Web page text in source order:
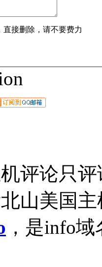
接删除，请不要费力
评论只
山美国
，是info